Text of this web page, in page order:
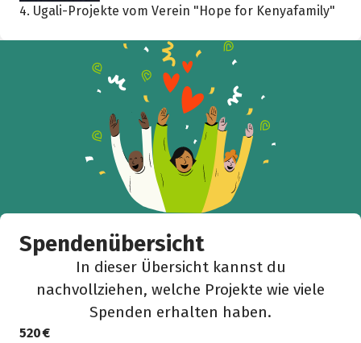
4. Ugali-Projekte vom Verein "Hope for Kenyafamily"
Spendenübersicht
In dieser Übersicht kannst du
nachvollziehen, welche Projekte wie viele
Spenden erhalten haben.
520 €